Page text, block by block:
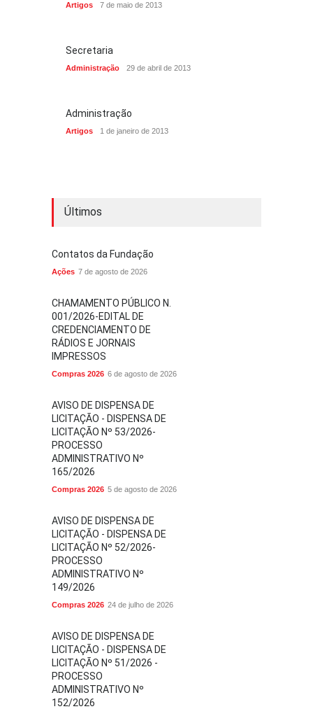
Artigos 7 de maio de 2013
Secretaria
Administração 29 de abril de 2013
Administração
Artigos 1 de janeiro de 2013
Últimos
Contatos da Fundação
Ações 7 de agosto de 2026
CHAMAMENTO PÚBLICO N.
001/2026-EDITAL DE
CREDENCIAMENTO DE
RÁDIOS E JORNAIS
IMPRESSOS
Compras 2026 6 de agosto de 2026
AVISO DE DISPENSA DE
LICITAÇÃO - DISPENSA DE
LICITAÇÃO Nº 53/2026-
PROCESSO
ADMINISTRATIVO Nº
165/2026
Compras 2026 5 de agosto de 2026
AVISO DE DISPENSA DE
LICITAÇÃO - DISPENSA DE
LICITAÇÃO Nº 52/2026-
PROCESSO
ADMINISTRATIVO Nº
149/2026
Compras 2026 24 de julho de 2026
AVISO DE DISPENSA DE
LICITAÇÃO - DISPENSA DE
LICITAÇÃO Nº 51/2026 -
PROCESSO
ADMINISTRATIVO Nº
152/2026